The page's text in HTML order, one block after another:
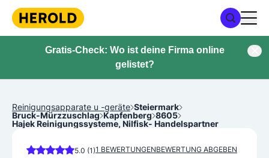
Gratis-Check: Wo ist deine Firma online
gelistet?
Reinigungsapparate u -geräte Steiermark
Bruck-Mürzzuschlag Kapfenberg 8605
Hajek Reinigungssysteme, Nilfisk- Handelspartner
5.0 (1)1 BEWERTUNGENBEWERTUNG ABGEBEN